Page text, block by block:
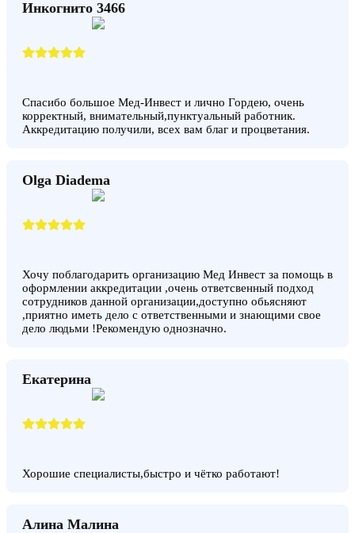
Инкогнито 3466
Спасибо большое Мед-Инвест и лично Гордею, очень
корректный, внимательный,пунктуальный работник.
Аккредитацию получили, всех вам благ и процветания.
Olga Diadema
Хочу поблагодарить организацию Мед Инвест за помощь в
оформлении аккредитации ,очень ответсвенный подход
сотрудников данной организации,доступно обьясняют
,приятно иметь дело с ответственными и знающими свое
дело людьми !Рекомендую однозначно.
Екатерина
Хорошие специалисты,быстро и чётко работают!
Алина Малина